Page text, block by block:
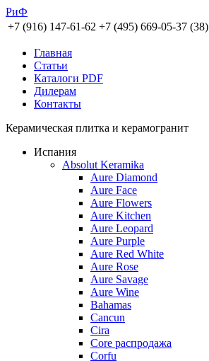
РиФ
+7 (916) 147-61-62 +7 (495) 669-05-37 (38)
Главная
Статьи
Каталоги PDF
Дилерам
Контакты
Керамическая плитка и керамогранит
Испания
Absolut Keramika
Aure Diamond
Aure Face
Aure Flowers
Aure Kitchen
Aure Leopard
Aure Purple
Aure Red White
Aure Rose
Aure Savage
Aure Wine
Bahamas
Cancun
Cira
Core распродажа
Corfu